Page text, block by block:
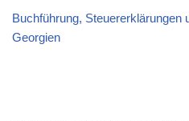
Buchführung, Steuererklärungen
Georgien